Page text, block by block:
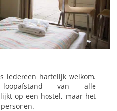
iedereen hartelijk welkom.
van alle
op een hostel, maar het